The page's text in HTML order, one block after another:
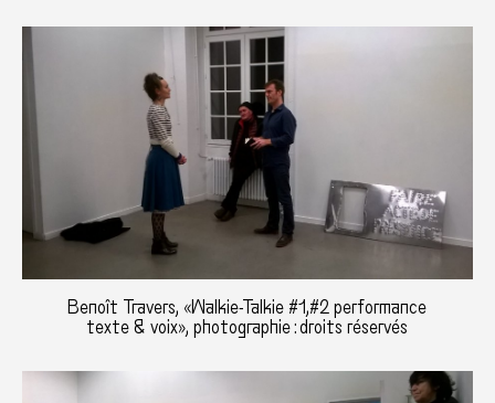
Benoît Travers, «Walkie-Talkie #1,#2 performance
texte & voix», photographie : droits réservés